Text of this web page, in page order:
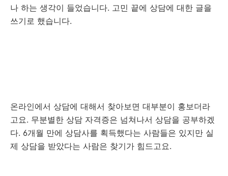
나 하는 생각이 들었습니다. 고민 끝에 상담에 대한 글을
쓰기로 했습니다.
온라인에서 상담에 대해서 찾아보면 대부분이 홍보더라
고요. 무분별한 상담 자격증은 넘쳐나서 상담을 공부하겠
다. 6개월 만에 상담사를 획득했다는 사람들은 있지만 실
제 상담을 받았다는 사람은 찾기가 힘드고요.